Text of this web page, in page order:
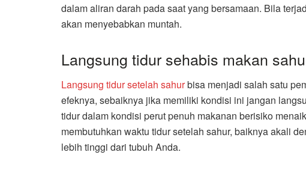
dalam aliran darah pada saat yang bersamaan. Bila
akan menyebabkan muntah.
Langsung tidur sehabis makan
Langsung tidur setelah sahurbisa menjadi salah satu
efeknya, sebaiknya jika memiliki kondisi ini jangan
tidur dalam kondisi perut penuh makanan berisiko
membutuhkan waktu tidur setelah sahur, baiknya akali
lebih tinggi dari tubuh Anda.